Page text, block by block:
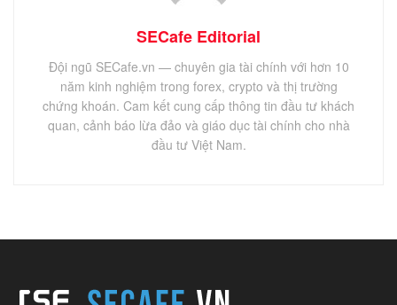
SECafe Editorial
Đội ngũ SECafe.vn — chuyên gia tài chính với hơn 10
năm kinh nghiệm trong forex, crypto và thị trường
chứng khoán. Cam kết cung cấp thông tin đầu tư khách
quan, cảnh báo lừa đảo và giáo dục tài chính cho nhà
đầu tư Việt Nam.